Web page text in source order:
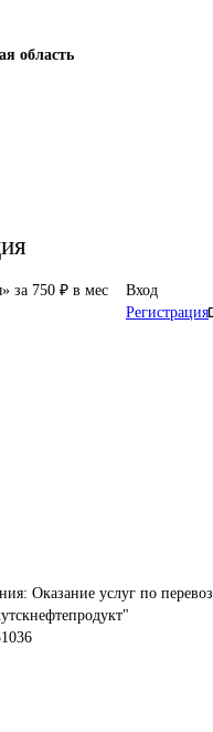
область
за 750 ₽ в мес
Вход
Регистрация
Оказание услуг по